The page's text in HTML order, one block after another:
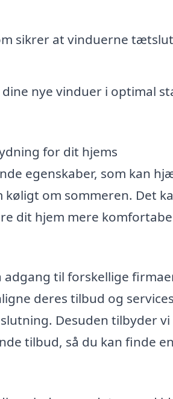
sikrer at vinduerne
nye vinduer i optimal
for dit hjems
egenskaber, som kan
om sommeren. Det
dit hjem mere
til forskellige
deres tilbud og
Desuden tilbyder vi
tilbud, så du kan finde